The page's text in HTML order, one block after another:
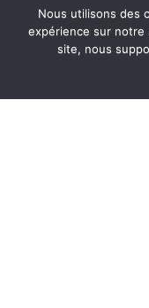
This site
Nous utilisons des
expérience sur notre
site, nous